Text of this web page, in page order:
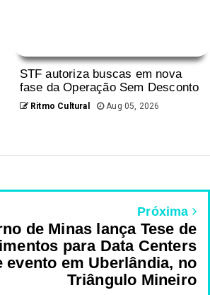
STF autoriza buscas em nova
fase da Operação Sem Desconto
Ritmo Cultural Aug 05, 2026
Próxima
de Minas lança Tese de
para Data Centers
evento em Uberlândia, no
Triângulo Mineiro